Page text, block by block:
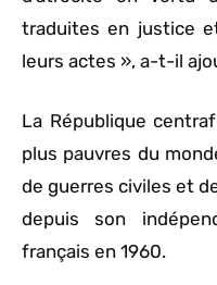
traduites en justice
leurs actes », a-t-il
La République
plus pauvres du
de guerres civiles et
depuis son
français en 1960.